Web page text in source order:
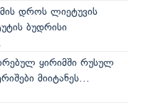
დროს ლიეტუვის
ბუდრისი
ყირიმში რუსულ
მიიტანეს...